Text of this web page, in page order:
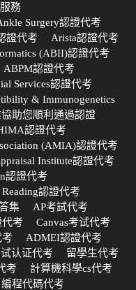
務
Surgery認證代考
證代考
Arista認證代考
(ABII)認證代考
ABPM認證代考
Services認證代考
& Immunogenetics
助您順利通過認證
認證代考
(AMIA)認證代考
Institute認證代考
認證代考
認證代考
集
AP考試代考
考
Canvas考试代考
考
ADMEI認證代考
认证代考
留學生代考
考
計算機科學cs代考
編程代碼代考